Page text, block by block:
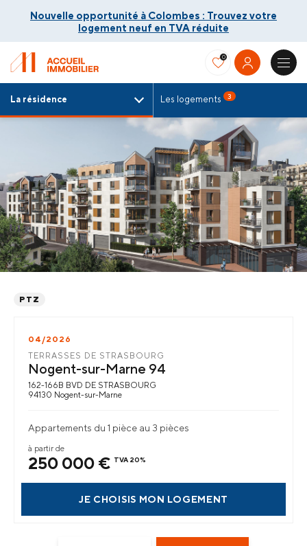
Nouvelle opportunité à Colombes : Trouvez votre
logement neuf en TVA réduite
Nouvelle opportunité à Colombes : Trouvez votre
logement neuf en TVA réduite
0
La résidence Les logements 3
PTZ
04/2026
TERRASSES DE STRASBOURG
Nogent-sur-Marne 94
162-166B BVD DE STRASBOURG
94130 Nogent-sur-Marne
Appartements du 1 pièce au 3 pièces
à partir de
250 000 € TVA 20%
JE CHOISIS MON LOGEMENT